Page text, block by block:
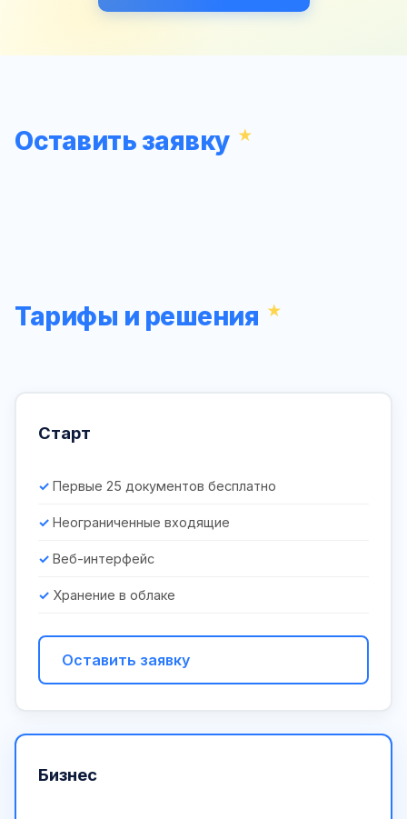
Оставить заявку
Тарифы и решения
Старт
Первые 25 документов бесплатно
Неограниченные входящие
Веб-интерфейс
Хранение в облаке
Оставить заявку
Бизнес